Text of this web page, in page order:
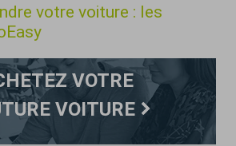
votre voiture : les
VOTRE
VOITURE